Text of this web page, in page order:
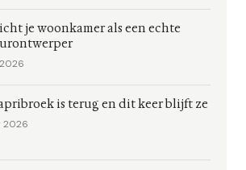
je woonkamer als een echte
is terug en dit keer blijft ze
2026